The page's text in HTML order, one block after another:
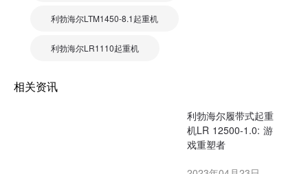
利勃海尔LTM1450-8.1起重机
利勃海尔LR1110起重机
相关资讯
利勃海尔履带式起重
机LR 12500-1.0: 游
戏重塑者